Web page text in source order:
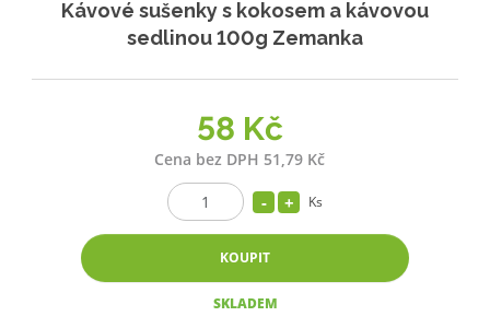
Kávové sušenky s kokosem a kávovou
sedlinou 100g Zemanka
58 Kč
Cena bez DPH 51,79 Kč
Ks
KOUPIT
SKLADEM